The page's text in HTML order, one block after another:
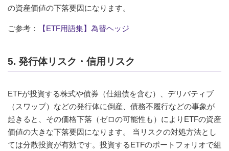
の資産価値の下落要因になります。
ご参考： 【ETF用語集】為替ヘッジ
5. 発行体リスク・信用リスク
ETFが投資する株式や債券（仕組債を含む）、デリバティブ
（スワップ）などの発行体に倒産、債務不履行などの事象が
起きると、その価格下落（ゼロの可能性も）によりETFの資産
価値の大きな下落要因になります。 当リスクの対処方法とし
ては分散投資が有効です。投資するETFのポートフォリオで組